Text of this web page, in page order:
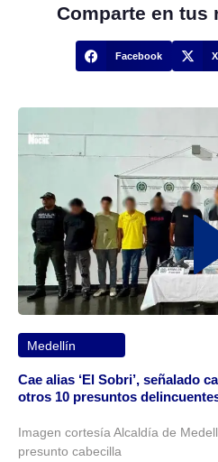
Comparte en tus
Facebook X
Medellín
Cae alias ‘El Sobri’, señalado
otros 10 presuntos
Imagen cortesía Alcaldía de
presunto cabecilla